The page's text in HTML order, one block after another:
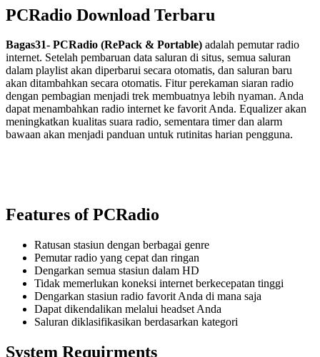
PCRadio Download Terbaru
Bagas31- PCRadio (RePack & Portable) adalah pemutar radio
internet. Setelah pembaruan data saluran di situs, semua saluran
dalam playlist akan diperbarui secara otomatis, dan saluran baru
akan ditambahkan secara otomatis. Fitur perekaman siaran radio
dengan pembagian menjadi trek membuatnya lebih nyaman. Anda
dapat menambahkan radio internet ke favorit Anda. Equalizer akan
meningkatkan kualitas suara radio, sementara timer dan alarm
bawaan akan menjadi panduan untuk rutinitas harian pengguna.
Features of PCRadio
Ratusan stasiun dengan berbagai genre
Pemutar radio yang cepat dan ringan
Dengarkan semua stasiun dalam HD
Tidak memerlukan koneksi internet berkecepatan tinggi
Dengarkan stasiun radio favorit Anda di mana saja
Dapat dikendalikan melalui headset Anda
Saluran diklasifikasikan berdasarkan kategori
System Requirments